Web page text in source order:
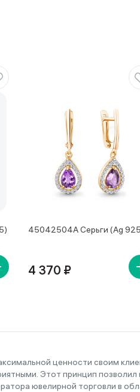
45042504А Серьги (Ag
4 370 ₽
ценности своим
Этот принцип
ювелирной торговли в